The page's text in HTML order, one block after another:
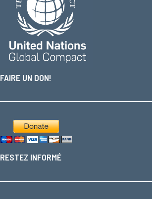
FAIRE UN DON!
RESTEZ INFORMÉ